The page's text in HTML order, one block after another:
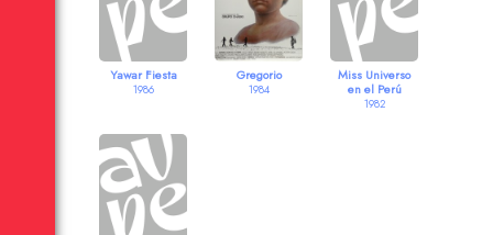
Yawar Fiesta
1986
Gregorio
1984
Miss Universo
en el Perú
1982